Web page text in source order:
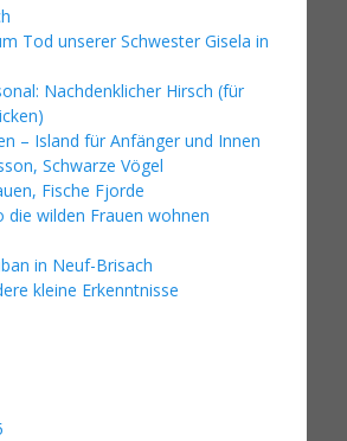
Tod unserer Schwester Gisela in
Nachdenklicher Hirsch (für
– Island für Anfänger und Innen
Schwarze Vögel
Fische Fjorde
die wilden Frauen wohnen
in Neuf-Brisach
kleine Erkenntnisse